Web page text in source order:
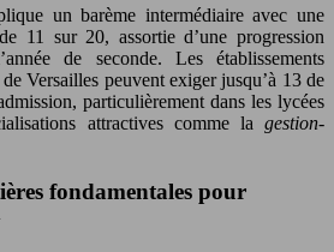
un barème intermédiaire avec une
11 sur 20, assortie d’une progression
de seconde. Les établissements
Versailles peuvent exiger jusqu’à 13 de
particulièrement dans les lycées
attractives comme la gestion-
fondamentales pour